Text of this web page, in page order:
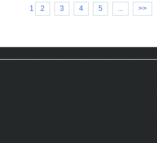
1 2 3 4 5 ... >>